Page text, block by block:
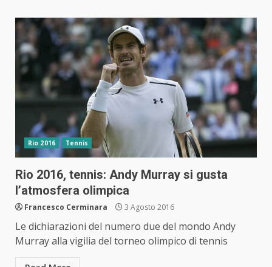
Rio 2016 Tennis
Rio 2016, tennis: Andy Murray si gusta
l’atmosfera olimpica
Francesco Cerminara 3 Agosto 2016
Le dichiarazioni del numero due del mondo Andy
Murray alla vigilia del torneo olimpico di tennis